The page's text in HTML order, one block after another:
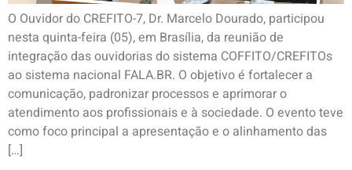
O Ouvidor do CREFITO-7, Dr. Marcelo Dourado, participou
nesta quinta-feira (05), em Brasília, da reunião de
integração das ouvidorias do sistema COFFITO/CREFITOs
ao sistema nacional FALA.BR. O objetivo é fortalecer a
comunicação, padronizar processos e aprimorar o
atendimento aos profissionais e à sociedade. O evento teve
como foco principal a apresentação e o alinhamento das
[…]